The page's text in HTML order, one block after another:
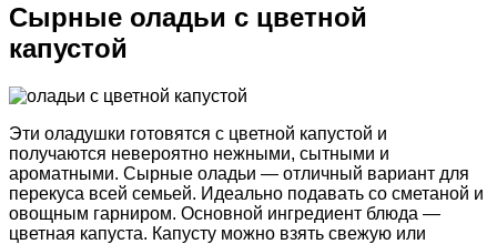
Сырные оладьи с цветной
капустой
Эти оладушки готовятся с цветной капустой и
получаются невероятно нежными, сытными и
ароматными. Сырные оладьи — отличный вариант для
перекуса всей семьей. Идеально подавать со сметаной и
овощным гарниром. Основной ингредиент блюда —
цветная капуста. Капусту можно взять свежую или